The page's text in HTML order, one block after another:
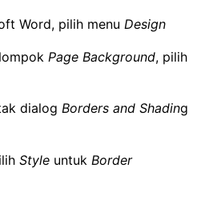
Word, pilih menu Design
Page Background, pilih
dialog Borders and Shading
Styleuntuk Border